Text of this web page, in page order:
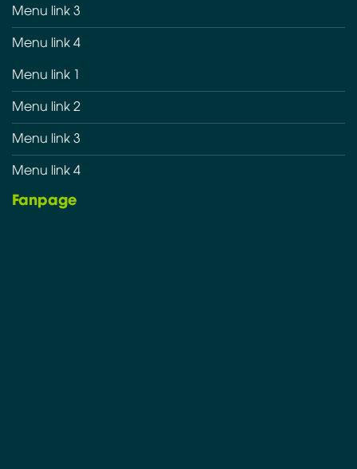
Menu link 3
Menu link 4
Menu link 1
Menu link 2
Menu link 3
Menu link 4
Fanpage